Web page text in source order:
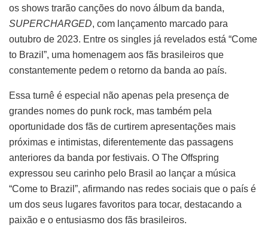
os shows trarão canções do novo álbum da banda,
SUPERCHARGED, com lançamento marcado para
outubro de 2023. Entre os singles já revelados está “Come
to Brazil”, uma homenagem aos fãs brasileiros que
constantemente pedem o retorno da banda ao país.
Essa turnê é especial não apenas pela presença de
grandes nomes do punk rock, mas também pela
oportunidade dos fãs de curtirem apresentações mais
próximas e intimistas, diferentemente das passagens
anteriores da banda por festivais. O The Offspring
expressou seu carinho pelo Brasil ao lançar a música
“Come to Brazil”, afirmando nas redes sociais que o país é
um dos seus lugares favoritos para tocar, destacando a
paixão e o entusiasmo dos fãs brasileiros.